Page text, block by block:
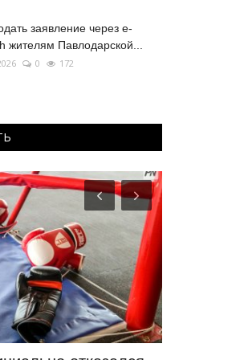
заявление через e-
жителям Павлодарской...
0 172